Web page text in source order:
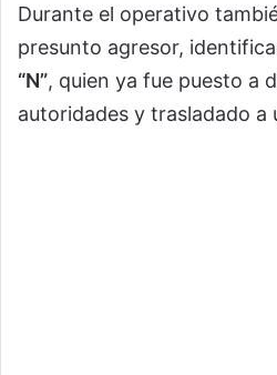
Durante el operativo
presunto agresor,
“N”, quien ya fue puesto a
autoridades y trasladado a